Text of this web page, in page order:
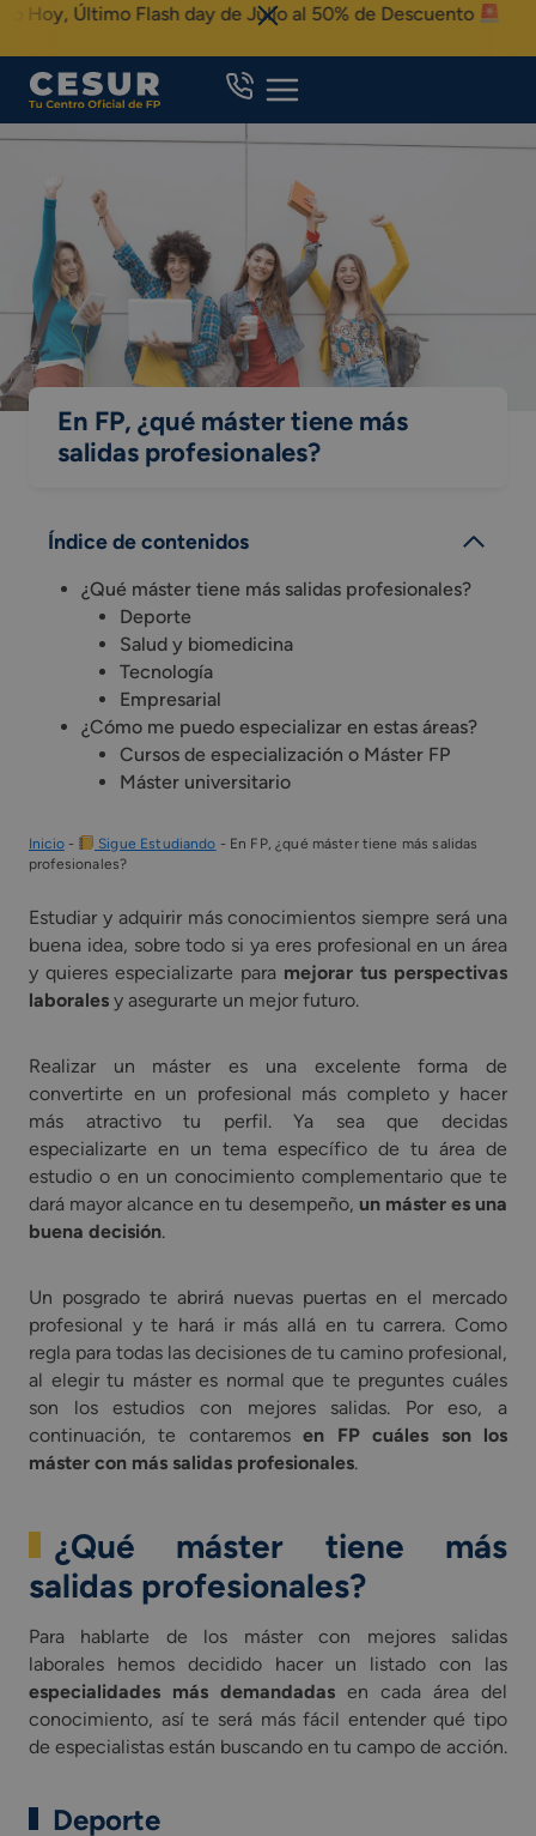
Skip
content
Último Flash day de Julio al 50% de Descuento
En FP, ¿qué máster tiene más
salidas profesionales?
Índice de contenidos
¿Qué máster tiene más salidas profesionales?
Deporte
Salud y biomedicina
Tecnología
Empresarial
¿Cómo me puedo especializar en estas áreas?
Cursos de especialización o Máster FP
Máster universitario
Inicio- Sigue Estudiando - En FP, ¿qué máster tiene más salidas
profesionales?
Estudiar y adquirir más conocimientos siempre será una
buena idea, sobre todo si ya eres profesional en un área
y quieres especializarte para mejorar tus perspectivas
laborales y asegurarte un mejor futuro.
Realizar un máster es una excelente forma de
convertirte en un profesional más completo y hacer
más atractivo tu perfil. Ya sea que decidas
especializarte en un tema específico de tu área de
estudio o en un conocimiento complementario que te
dará mayor alcance en tu desempeño, un máster es una
buena decisión.
Un posgrado te abrirá nuevas puertas en el mercado
profesional y te hará ir más allá en tu carrera. Como
regla para todas las decisiones de tu camino profesional,
al elegir tu máster es normal que te preguntes cuáles
son los estudios con mejores salidas. Por eso, a
continuación, te contaremosen FP cuáles son los
máster con más salidas profesionales.
¿Qué máster tiene más
salidas profesionales?
Para hablarte de los máster con mejores salidas
laborales hemos decidido hacer un listado con las
especialidades más demandadas en cada área del
conocimiento, así te será más fácil entender qué tipo
de especialistas están buscando en tu campo de acción.
Deporte